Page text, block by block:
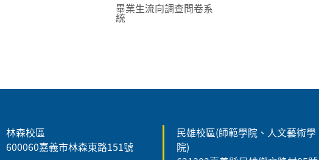
畢業生流向調查問卷系
統
林森校區
600060嘉義市林森東路151號
民雄校區(師範學院、人文藝術學
院)